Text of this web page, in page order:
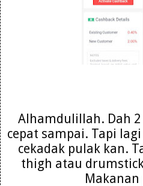
Alhamdulillah. Dah
cepat sampai. Tapi
cekadak pulak kan.
thigh atau